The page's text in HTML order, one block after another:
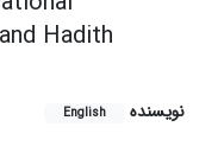
Hadith
نویسنده English